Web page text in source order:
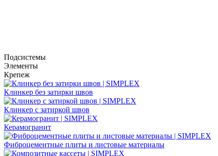
Подсистемы
Элементы
Крепеж
Клинкер без затирки швов
Клинкер с затиркой швов
Керамогранит
Фиброцементные плиты и листовые материалы